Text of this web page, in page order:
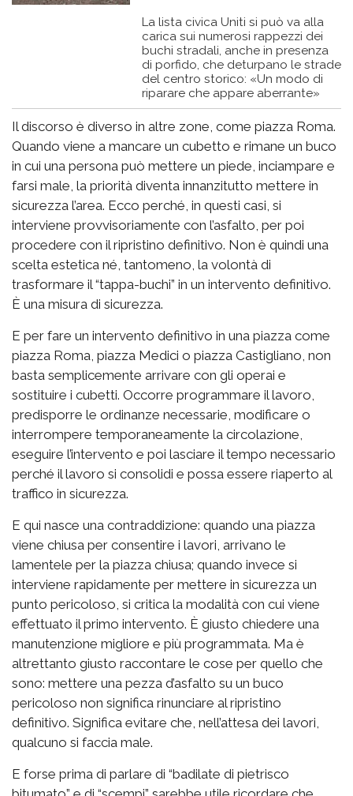
La lista civica Uniti si può va alla
carica sui numerosi rappezzi dei
buchi stradali, anche in presenza
di porfido, che deturpano le strade
del centro storico: «Un modo di
riparare che appare aberrante»
Il discorso è diverso in altre zone, come piazza Roma.
Quando viene a mancare un cubetto e rimane un buco
in cui una persona può mettere un piede, inciampare e
farsi male, la priorità diventa innanzitutto mettere in
sicurezza l’area. Ecco perché, in questi casi, si
interviene provvisoriamente con l’asfalto, per poi
procedere con il ripristino definitivo. Non è quindi una
scelta estetica né, tantomeno, la volontà di
trasformare il “tappa-buchi” in un intervento definitivo.
È una misura di sicurezza.
E per fare un intervento definitivo in una piazza come
piazza Roma, piazza Medici o piazza Castigliano, non
basta semplicemente arrivare con gli operai e
sostituire i cubetti. Occorre programmare il lavoro,
predisporre le ordinanze necessarie, modificare o
interrompere temporaneamente la circolazione,
eseguire l’intervento e poi lasciare il tempo necessario
perché il lavoro si consolidi e possa essere riaperto al
traffico in sicurezza.
E qui nasce una contraddizione: quando una piazza
viene chiusa per consentire i lavori, arrivano le
lamentele per la piazza chiusa; quando invece si
interviene rapidamente per mettere in sicurezza un
punto pericoloso, si critica la modalità con cui viene
effettuato il primo intervento. È giusto chiedere una
manutenzione migliore e più programmata. Ma è
altrettanto giusto raccontare le cose per quello che
sono: mettere una pezza d’asfalto su un buco
pericoloso non significa rinunciare al ripristino
definitivo. Significa evitare che, nell’attesa dei lavori,
qualcuno si faccia male.
E forse prima di parlare di “badilate di pietrisco